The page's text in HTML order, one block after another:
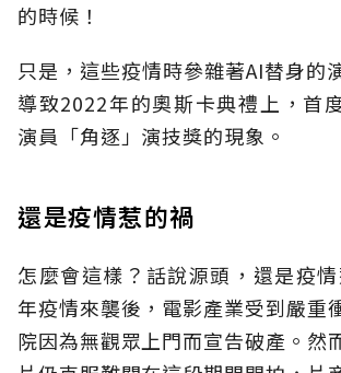
的時候！
只是，這些疫情時參雜著AI替身的
導致2022年的奧斯卡典禮上，首
演員「角逐」演技獎的現象。
還是疫情惹的禍
怎麼會這樣？話說源頭，還是疫
年疫情來襲後，電影產業受到嚴重
院因為無觀眾上門而宣告破產。然